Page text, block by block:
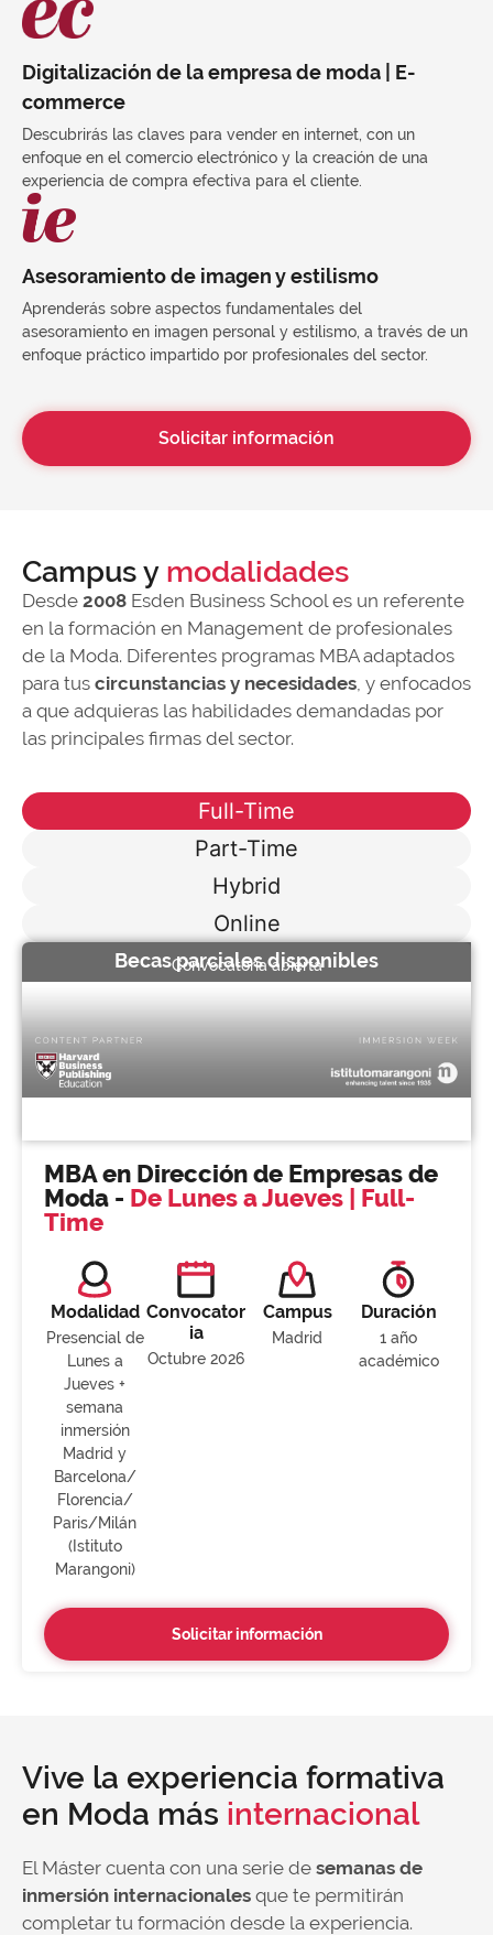
Digitalización de la empresa de moda | E-
commerce
Descubrirás las claves para vender en internet, con un
enfoque en el comercio electrónico y la creación de una
experiencia de compra efectiva para el cliente.
Asesoramiento de imagen y estilismo
Aprenderás sobre aspectos fundamentales del
asesoramiento en imagen personal y estilismo, a través de un
enfoque práctico impartido por profesionales del sector.
Solicitar información
Campus y modalidades
Desde 2008 Esden Business School es un referente
en la formación en Management de profesionales
de la Moda. Diferentes programas MBA adaptados
para tus circunstancias y necesidades, y enfocados
a que adquieras las habilidades demandadas por
las principales firmas del sector.
Full-Time
Part-Time
Hybrid
Online
Becas parciales disponibles
Convocatoria abierta
MBA en Dirección de Empresas de
Moda - De Lunes a Jueves | Full-
Time
Modalidad
Presencial de
Lunes a
Jueves +
semana
inmersión
Madrid y
Barcelona/
Florencia/
Paris/Milán
(Istituto
Marangoni)
Convocator
ia
Octubre 2026
Campus
Madrid
Duración
1 año
académico
Solicitar información
Vive la experiencia formativa
en Moda más internacional
El Máster cuenta con una serie de semanas de
inmersión internacionales que te permitirán
completar tu formación desde la experiencia.